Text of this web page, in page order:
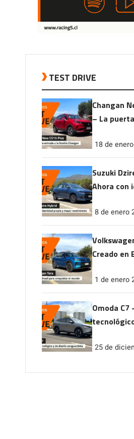
TEST DRIVE
Changan
– La
18 de
Suzuki
Ahora con
8 de enero
Creado en
1 de enero
Omoda C7
25 de